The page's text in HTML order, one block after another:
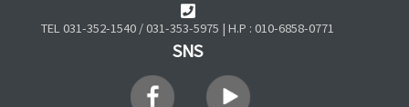
TEL 031-352-1540 / 031-353-5975 | H.P : 010-6858-0771
SNS